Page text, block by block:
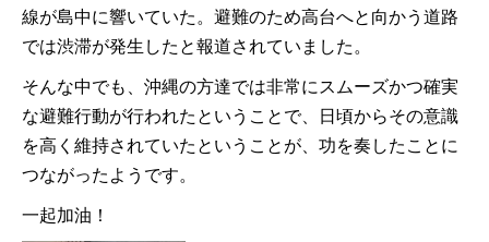
線が島中に響いていた。避難のため高台へと向かう道路
では渋滞が発生したと報道されていました。
そんな中でも、沖縄の方達では非常にスムーズかつ確実
な避難行動が行われたということで、日頃からその意識
を高く維持されていたということが、功を奏したことに
つながったようです。
一起加油！